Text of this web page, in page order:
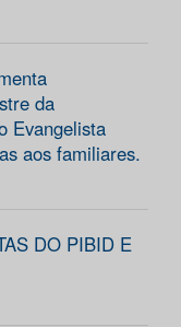
da
Evangelista
aos familiares.
DO PIBID E